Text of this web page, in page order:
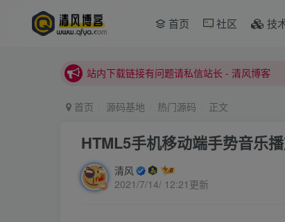
首页 社区 技
站内下载链接有问题请私信站长 - 清风博客
站内下载链接有问题请私信站长 - 清风博客
首页 源码基地 热门源码 正文
HTML5手机移动端手势音乐
清风
2021/7/14/ 12:21更新